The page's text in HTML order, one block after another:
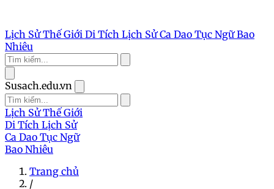
Lịch Sử Thế Giới Di Tích Lịch SửCa Dao Tục NgữBao
Nhiêu
Susach.edu.vn
Lịch Sử Thế Giới
Di Tích Lịch Sử
Ca Dao Tục Ngữ
Bao Nhiêu
Trang chủ
/